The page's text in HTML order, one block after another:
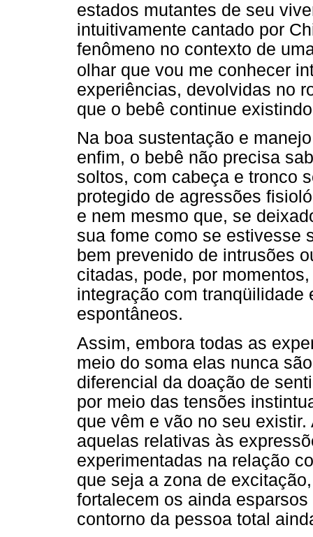
estados mutantes de seu
intuitivamente cantado por
fenômeno no contexto de
olhar que vou me conhecer
experiências, devolvidas no
que o bebê continue
Na boa sustentação e
enfim, o bebê não precisa
soltos, com cabeça e tronco
protegido de agressões
e nem mesmo que, se
sua fome como se estivesse
bem prevenido de intrusões
citadas, pode, por
integração com tranqüilidade
espontâneos.
Assim, embora todas as
meio do soma elas nunca
diferencial da doação de
por meio das tensões
que vêm e vão no seu
aquelas relativas às
experimentadas na relação
que seja a zona de
fortalecem os ainda
contorno da pessoa total